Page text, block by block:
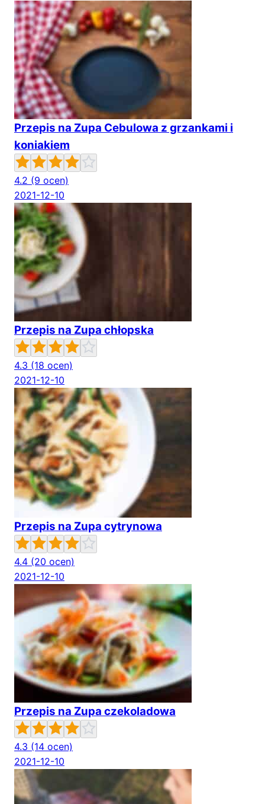
Przepis na Zupa Cebulowa z grzankami i
koniakiem
4.2 (9 ocen)
2021-12-10
Przepis na Zupa chłopska
4.3 (18 ocen)
2021-12-10
Przepis na Zupa cytrynowa
4.4 (20 ocen)
2021-12-10
Przepis na Zupa czekoladowa
4.3 (14 ocen)
2021-12-10